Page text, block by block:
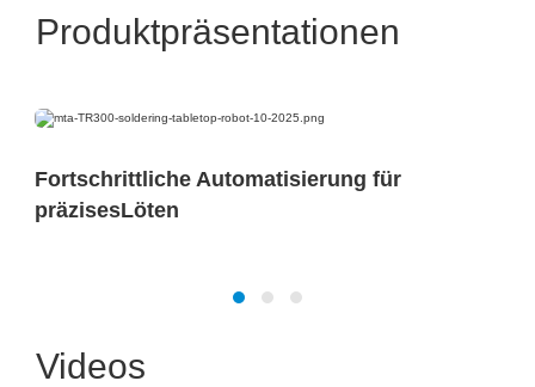
Produktpräsentationen
Fortschrittliche Automatisierung für
präzisesLöten
Videos